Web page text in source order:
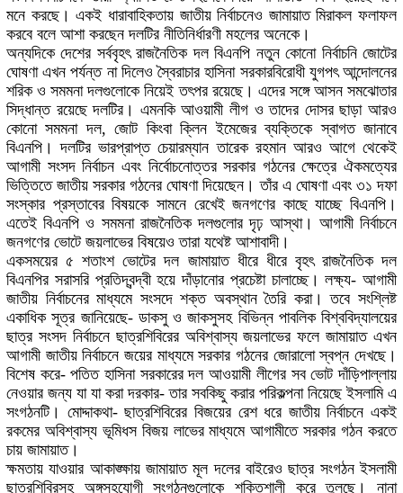
মনে করছে। একই ধারাবাহিকতায় জাতীয় নির্বাচনেও জামায়াত মিরাকল ফলাফল
করবে বলে আশা করছেন দলটির নীতিনির্ধারণী মহলের অনেকে।
অন্যদিকে দেশের সর্ববৃহৎ রাজনৈতিক দল বিএনপি নতুন কোনো নির্বাচনি জোটের
ঘোষণা এখন পর্যন্ত না দিলেও স্বৈরাচার হাসিনা সরকারবিরোধী যুগপৎ আন্দোলনের
শরিক ও সমমনা দলগুলোকে নিয়েই তৎপর রয়েছে। এদের সঙ্গে আসন সমঝোতার
সিদ্ধান্ত রয়েছে দলটির। এমনকি আওয়ামী লীগ ও তাদের দোসর ছাড়া আরও
কোনো সমমনা দল, জোট কিংবা ক্লিন ইমেজের ব্যক্তিকে স্বাগত জানাবে
বিএনপি। দলটির ভারপ্রাপ্ত চেয়ারম্যান তারেক রহমান আরও আগে থেকেই
আগামী সংসদ নির্বাচন এবং নির্বোচনোত্তর সরকার গঠনের ক্ষেত্রে ঐকমত্যের
ভিত্তিতে জাতীয় সরকার গঠনের ঘোষণা দিয়েছেন। তাঁর এ ঘোষণা এবং ৩১ দফা
সংস্কার প্রস্তাবের বিষয়কে সামনে রেখেই জনগণের কাছে যাচ্ছে বিএনপি।
এতেই বিএনপি ও সমমনা রাজনৈতিক দলগুলোর দৃঢ় আস্থা। আগামী নির্বাচনে
জনগণের ভোটে জয়লাভের বিষয়েও তারা যথেষ্ট আশাবাদী।
একসময়ের ৫ শতাংশ ভোটের দল জামায়াত ধীরে ধীরে বৃহৎ রাজনৈতিক দল
বিএনপির সরাসরি প্রতিদ্বন্দ্বী হয়ে দাঁড়ানোর প্রচেষ্টা চালাচ্ছে। লক্ষ্য- আগামী
জাতীয় নির্বাচনের মাধ্যমে সংসদে শক্ত অবস্থান তৈরি করা। তবে সংশ্লিষ্ট
একাধিক সূত্র জানিয়েছে- ডাকসু ও জাকসুসহ বিভিন্ন পাবলিক বিশ্ববিদ্যালয়ের
ছাত্র সংসদ নির্বাচনে ছাত্রশিবিরের অবিশ্বাস্য জয়লাভের ফলে জামায়াত এখন
আগামী জাতীয় নির্বাচনে জয়ের মাধ্যমে সরকার গঠনের জোরালো স্বপ্ন দেখছে।
বিশেষ করে- পতিত হাসিনা সরকারের দল আওয়ামী লীগের সব ভোট দাঁড়িপাল্লায়
নেওয়ার জন্য যা যা করা দরকার- তার সবকিছু করার পরিকল্পনা নিয়েছে ইসলামি এ
সংগঠনটি। মোদ্দাকথা- ছাত্রশিবিরের বিজয়ের রেশ ধরে জাতীয় নির্বাচনে একই
রকমের অবিশ্বাস্য ভূমিধস বিজয় লাভের মাধ্যমে আগামীতে সরকার গঠন করতে
চায় জামায়াত।
ক্ষমতায় যাওয়ার আকাঙ্ক্ষায় জামায়াত মূল দলের বাইরেও ছাত্র সংগঠন ইসলামী
ছাত্রশিবিরসহ অঙ্গসহযোগী সংগঠনগুলোকে শক্তিশালী করে তুলছে। নানা